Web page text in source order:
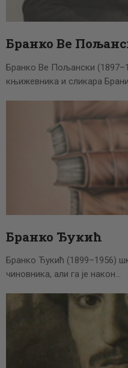
Бранко Ве
Бранко Ве Пољански
књижевника и сликара
Бранко Ђукић
Бранко Ђукић (1899–1956)
чинов­ника, али га је након…